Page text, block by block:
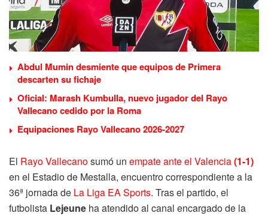
Abdul Mumin desmiente que equipos de Primera
descarten su fichaje
Oficial: Marash Kumbulla, nuevo jugador del Rayo
Vallecano cedido por la Roma
Equipaciones Rayo Vallecano 2026-2027
El Rayo Vallecanosumó un empate ante el Valencia(1-1)
en el Estadio de Mestalla, encuentro correspondiente a la
36ª jornada de La Liga EA Sports. Tras el partido, el
futbolista Lejeune ha atendido al canal encargado de la